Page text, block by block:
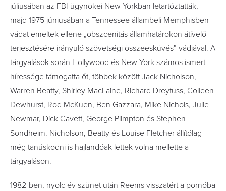
júliusában az FBI ügynökei New Yorkban letartóztatták,
majd 1975 júniusában a Tennessee állambeli Memphisben
vádat emeltek ellene „obszcenitás államhatárokon átívelő
terjesztésére irányuló szövetségi összeesküvés” vádjával. A
tárgyalások során Hollywood és New York számos ismert
híressége támogatta őt, többek között Jack Nicholson,
Warren Beatty, Shirley MacLaine, Richard Dreyfuss, Colleen
Dewhurst, Rod McKuen, Ben Gazzara, Mike Nichols, Julie
Newmar, Dick Cavett, George Plimpton és Stephen
Sondheim. Nicholson, Beatty és Louise Fletcher állítólag
még tanúskodni is hajlandóak lettek volna mellette a
tárgyaláson.
1982-ben, nyolc év szünet után Reems visszatért a pornóba